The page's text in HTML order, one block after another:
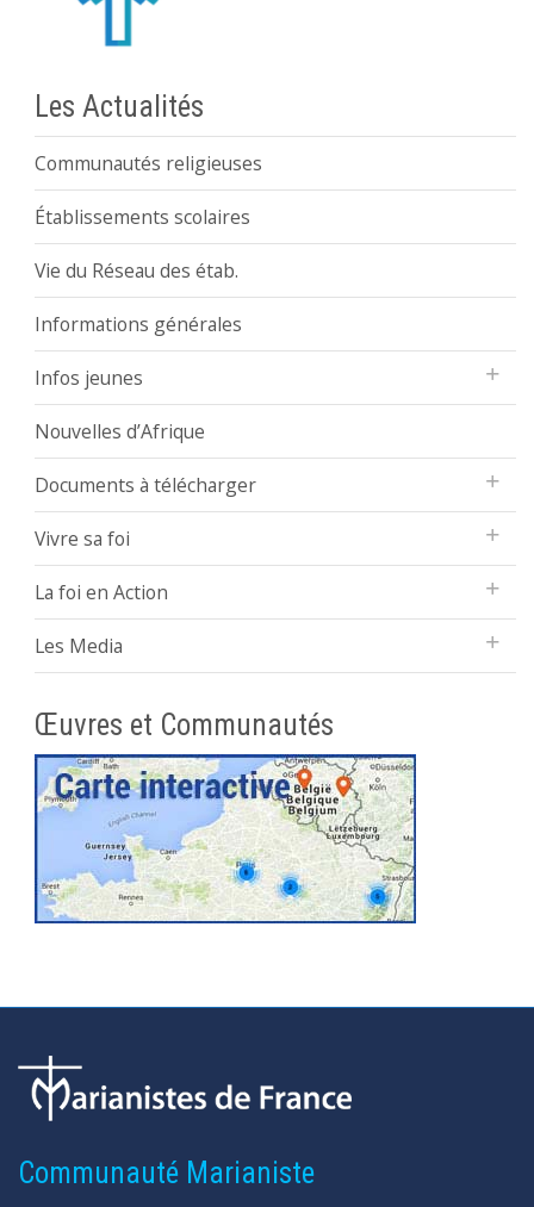
Les Actualités
Communautés religieuses
Établissements scolaires
Vie du Réseau des étab.
Informations générales
Infos jeunes
Nouvelles d’Afrique
Documents à télécharger
Vivre sa foi
La foi en Action
Les Media
Œuvres et Communautés
Communauté Marianiste